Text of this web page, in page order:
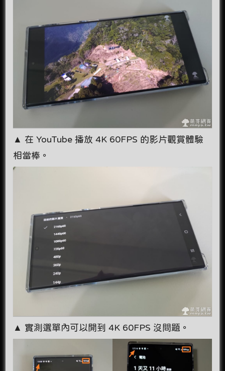
▲ 在 YouTube 播放 4K 60FPS 的影片觀賞體驗
相當棒。
▲ 實測選單內可以開到 4K 60FPS 沒問題。